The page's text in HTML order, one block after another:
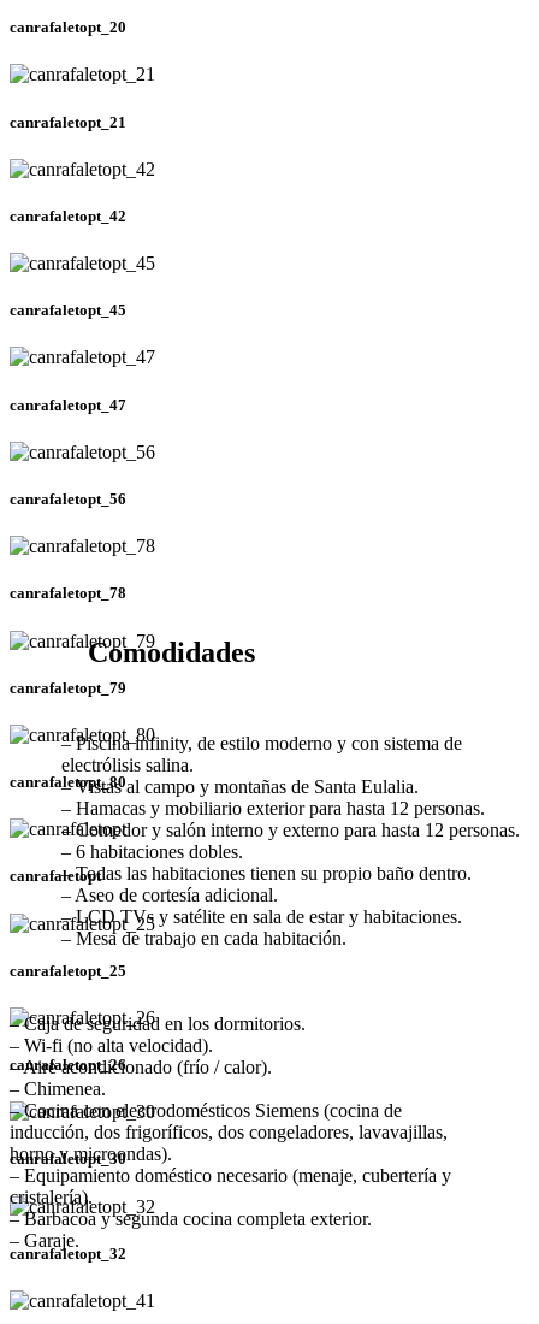
canrafaletopt_20
canrafaletopt_21
canrafaletopt_42
canrafaletopt_45
canrafaletopt_47
canrafaletopt_56
canrafaletopt_78
canrafaletopt_79
canrafaletopt_80
canrafaletopt
canrafaletopt_25
canrafaletopt_26
canrafaletopt_30
canrafaletopt_32
Comodidades
– Piscina infinity, de estilo moderno y con sistema de
electrólisis salina.
– Vistas al campo y montañas de Santa Eulalia.
– Hamacas y mobiliario exterior para hasta 12 personas.
– Comedor y salón interno y externo para hasta 12 personas.
– 6 habitaciones dobles.
– Todas las habitaciones tienen su propio baño dentro.
– Aseo de cortesía adicional.
– LCD TVs y satélite en sala de estar y habitaciones.
– Mesa de trabajo en cada habitación.
– Caja de seguridad en los dormitorios.
– Wi-fi (no alta velocidad).
– Aire acondicionado (frío / calor).
– Chimenea.
– Cocina con electrodomésticos Siemens (cocina de
inducción, dos frigoríficos, dos congeladores, lavavajillas,
horno y microondas).
– Equipamiento doméstico necesario (menaje, cubertería y
cristalería).
– Barbacoa y segunda cocina completa exterior.
– Garaje.